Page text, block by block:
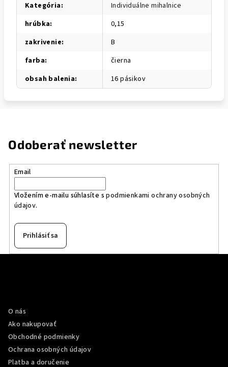
Kategória:
Individuálne mihalnice
hrúbka:
0,15
zakrivenie:
B
farba:
čierna
obsah balenia: 16 pásikov
Odoberať newsletter
Email
Vložením e-mailu súhlasíte spodmienkami ochrany osobných
údajov.
Prihlásiť sa
O nás
Ako nakupovať
Obchodné podmienky
Ochrana osobných údajov
Platba a doručenie